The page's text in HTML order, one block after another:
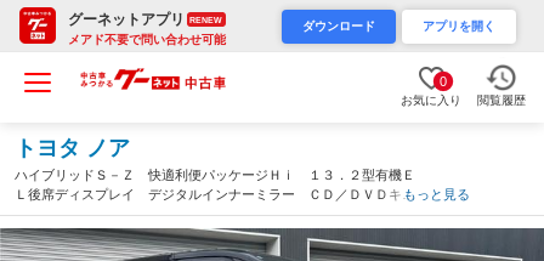
グーネットアプリ RENEW
メアド不要で問い合わせ可能
ダウンロード アプリを開く
0
お気に入り 閲覧履歴
トヨタ ノア
ハイブリッドＳ－Ｚ 快適利便パッケージＨｉ １３．２型有機Ｅ
Ｌ後席ディスプレイ デジタルインナーミラー ＣＤ／ＤＶＤキッ
ト トヨタチームメイト ３眼ＬＥＤヘッドランプ ヘッドアップ
ディスプレイ １０．５インチナビ（愛知県）
もっと見る